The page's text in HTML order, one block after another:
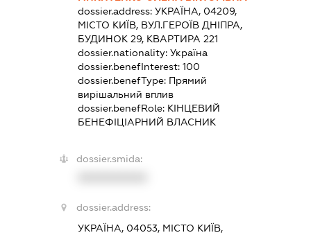
dossier.address: УКРАЇНА, 04209,
МІСТО КИЇВ, ВУЛ.ГЕРОЇВ ДНІПРА,
БУДИНОК 29, КВАРТИРА 221
dossier.nationality: Україна
dossier.benefInterest: 100
dossier.benefType: Прямий
вирішальний вплив
dossier.benefRole: КІНЦЕВИЙ
БЕНЕФІЦІАРНИЙ ВЛАСНИК
dossier.smida:
dossier.address:
УКРАЇНА, 04053, МІСТО КИЇВ,